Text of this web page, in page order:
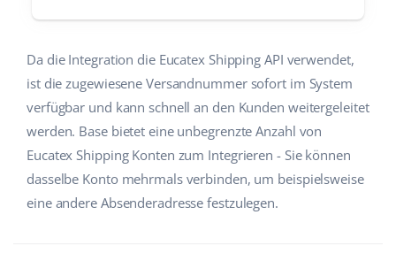
Da die Integration die Eucatex Shipping API verwendet,
ist die zugewiesene Versandnummer sofort im System
verfügbar und kann schnell an den Kunden weitergeleitet
werden. Base bietet eine unbegrenzte Anzahl von
Eucatex Shipping Konten zum Integrieren - Sie können
dasselbe Konto mehrmals verbinden, um beispielsweise
eine andere Absenderadresse festzulegen.